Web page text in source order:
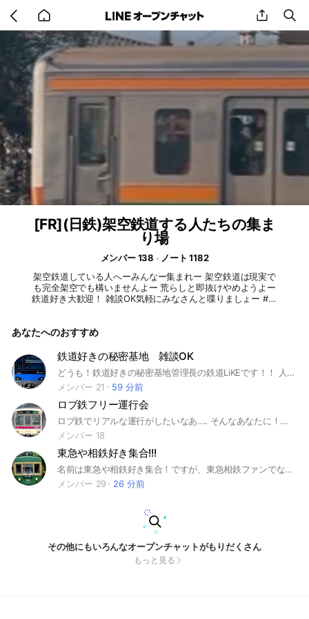
back
to
home
share
[FR](日鉄)架空鉄道する人たちの集ま
り場
メンバー 138
ノート 1182
架空鉄道している人へーみんなー集まれー 架空鉄道は現実で
も完全架空でも構いませんよー 荒らしと即抜けやめようよー
鉄道好き大歓迎！ 雑談OK気軽にみなさんと喋りましょー #架
あなたへのおすすめ
鉄道好きの秘密基地 雑談OK
どうも！鉄道好きの秘密基地管理長の鉄道LiKEです！！ 人数が少ないので少数対1でのディープな会話が楽しめます！！ よくイベントを行うのである程度楽しめると思います！！ そこの君！🫵(◉ω◉)是非参加しないかい？ #鉄道 #電車 #鉄道路線 #鉄道オープンチャット #鉄道オプ #jr
メンバー 21
59 分前
ロブ鉄フリー運行会
ロブ鉄でリアルな運行がしたいなあ.... そんなあなたに！！！ このオプチャでは"月何回でも！" "誰でも"運行会を開くことができます！！ 是非ご参加ください！
メンバー 18
東急や相鉄好き集合!!!
名前は東急や相鉄好き集合！ですが、東急相鉄ファンでなくても大歓迎！東急相鉄以外の話も大歓迎！ みんなで、趣味を語り合いましょう！
メンバー 29
26 分前
その他にもいろんなオープンチャットがもりだくさん
もっと見る